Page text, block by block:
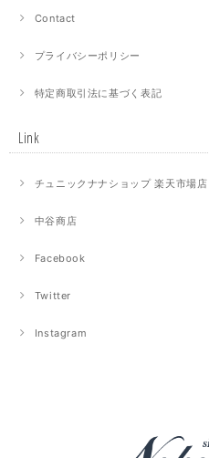
Contact
プライバシーポリシー
特定商取引法に基づく表記
Link
チュニックナナショップ 楽天市場店
中谷商店
Facebook
Twitter
Instagram